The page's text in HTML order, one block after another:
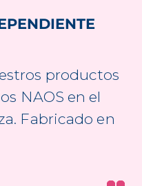
productos
NAOS en el
Fabricado en